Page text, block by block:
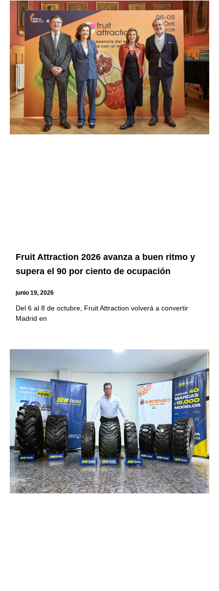
Fruit Attraction 2026 avanza a buen ritmo y
supera el 90 por ciento de ocupación
junio 19, 2026
Del 6 al 8 de octubre, Fruit Attraction volverá a convertir
Madrid en
PagePagePagePagePage Page